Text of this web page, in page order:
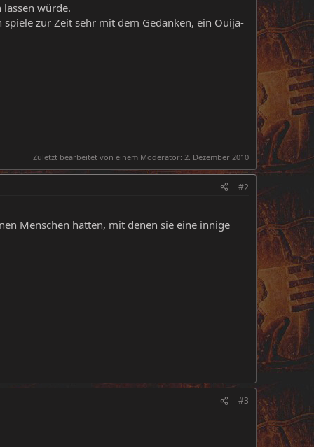
würde.
zur Zeit sehr mit dem Gedanken, ein Ouija-
Zuletzt bearbeitet von einem Moderator: 2. Dezember 2010
#2
Menschen hatten, mit denen sie eine innige
#3